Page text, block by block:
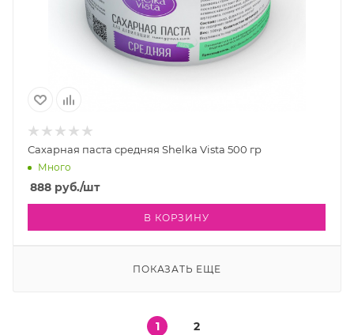
Сахарная паста средняя Shelka Vista 500 гр
Много
888 руб./шт
В КОРЗИНУ
ПОКАЗАТЬ ЕЩЕ
1 2